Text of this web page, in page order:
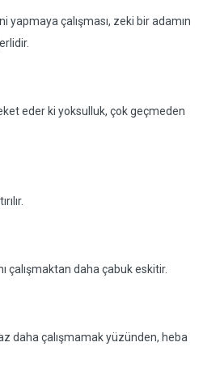
yapmaya çalışması, zeki bir adamın
eder ki yoksulluk, çok geçmeden
çalışmaktan daha çabuk eskitir.
daha çalışmamak yüzünden, heba